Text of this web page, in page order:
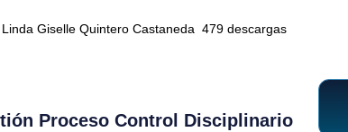
Linda Giselle Quintero Castaneda 479 descargas
Proceso Control Disciplinario